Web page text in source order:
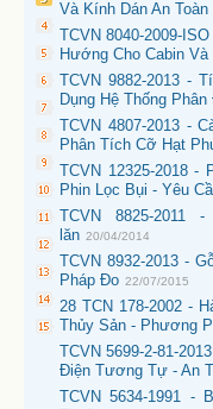
Và Kính Dán An
TCVN 8040-2009-
Hướng Cho Cabin
TCVN 9882-2013 -
Dụng Hệ Thống
TCVN 4807-2013 -
Phân Tích Cỡ Hạt
TCVN 12325-2018 -
Phin Lọc Bụi - Yêu
TCVN 8825-
lăn 20/04/2014
TCVN 8932-2013 -
Pháp Đo 22/07/2015
28 TCN 178-2002 -
Thủy Sản - Phương
TCVN 5699-2-81-
Điện Tương Tự - An
TCVN 5634-1991 -